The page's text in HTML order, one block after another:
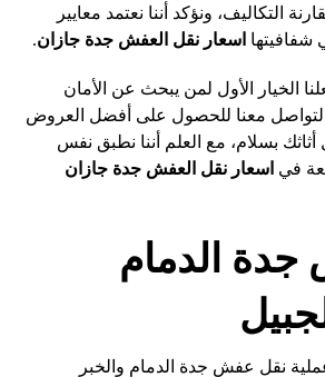
التكاليف، ونؤكد أننا نعتمد معايير
شفافيتها اسعار نقل العفش جدة جازان.
الخيار الأول لمن يبحث عن الأمان
التواصل معنا للحصول على أفضل العروض
بسلام، مع العلم أننا نطبق نفس
في اسعار نقل العفش جدة جازان
الدمام
نقل عفش جدة الدمام والخبر